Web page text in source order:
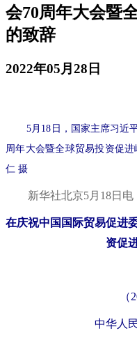
会70周年大会暨
的致辞
2022年05月28日
5月18日，国家主席习近
周年大会暨全球贸易投资促
仁 摄
新华社北京5月18日电
在庆祝中国国际贸易促进
资促
（
中华人民